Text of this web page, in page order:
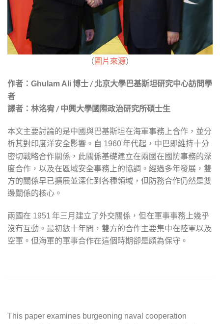
（圖片來源）
作者： Ghulam Ali博士 / 北京大學巴基斯坦研究中心訪問學
者
譯者：林洺宥 / 中興大學國際政治研究所碩士生
本文主要討論的是中國與巴基斯坦在海軍事務上合作，並分
析其對印度洋安全影響。自 1960年代起，中巴即維持十分
密切戰略合作關係，此關係基礎建立在兩國在國防事務的深
度合作，以及在區域安全事務上的協調。經過多年發展，雙
方的關係早已擴展並深化到各種領域，但防務合作仍然是雙
邊關係的核心。
兩國在 1951 年三月建立了外交關係，但在軍事事務上幾乎
沒有互動。最初數十年間，雙方的合作主要集中在陸軍以及
空軍。但海軍的軍事合作在這個時期卻是頗為保守。
This paper examines burgeoning naval cooperation